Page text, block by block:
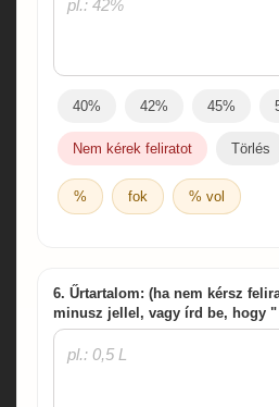
40% 42% 45%
Nem kérek feliratot Törlés
% fok % vol
6. Űrtartalom: (ha nem kérsz
minusz jellel, vagy írd be, hogy